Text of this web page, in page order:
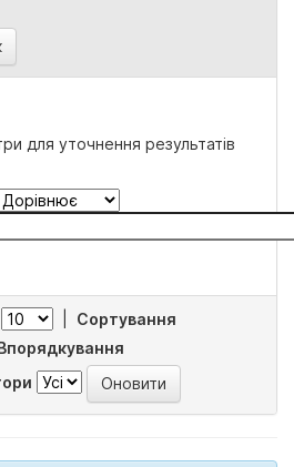
для уточнення результатів
Сортування